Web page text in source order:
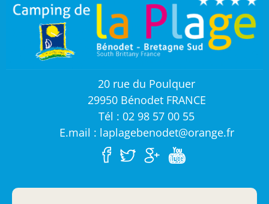
20 rue du Poulquer
29950 Bénodet FRANCE
Tél : 02 98 57 00 55
E.mail : laplagebenodet@orange.fr